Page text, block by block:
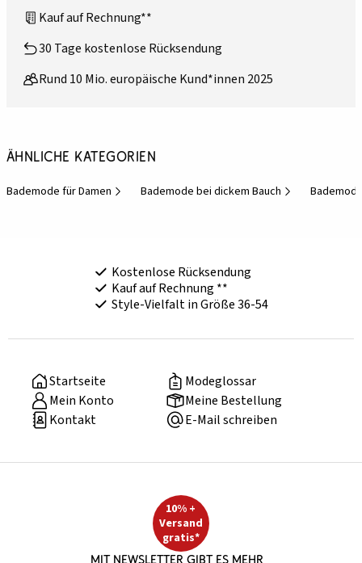
Kauf auf Rechnung**
30 Tage kostenlose Rücksendung
Rund 10 Mio. europäische Kund*innen 2025
Ähnliche Kategorien
Bademode für Damen Bademode bei dickem Bauch
Kostenlose Rücksendung
Kauf auf Rechnung **
Style-Vielfalt in Größe 36-54
Startseite
Modeglossar
Mein Konto
Meine Bestellung
Kontakt
E-Mail schreiben
10% +
Versand
gratis*
Mit Newsletter gibt es mehr